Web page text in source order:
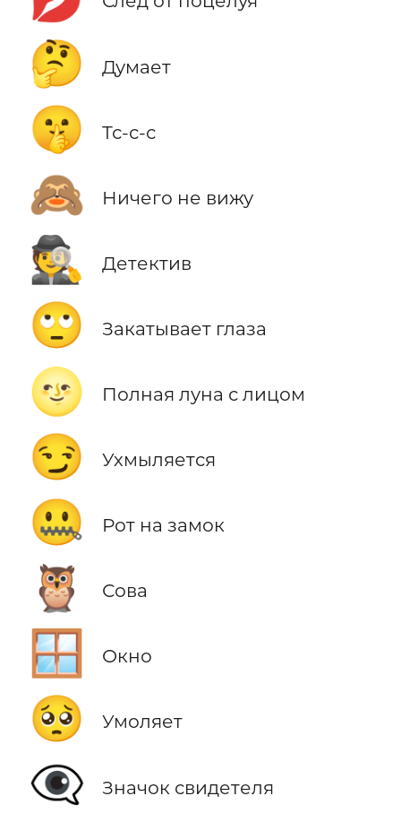
🤔 Думает
🤫 Тс-с-с
🙈 Ничего не вижу
🕵️ Детектив
🙄 Закатывает глаза
🌝 Полная луна с лицом
😏 Ухмыляется
🤐 Рот на замок
🦉 Сова
🪟 Окно
🥺 Умоляет
👁️‍🗨️ Значок свидетеля